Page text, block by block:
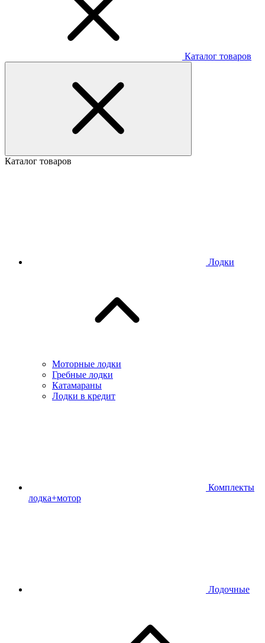
Каталог товаров
Каталог товаров
Лодки
Моторные лодки
Гребные лодки
Катамараны
Лодки в кредит
Комплекты
лодка+мотор
Лодочные